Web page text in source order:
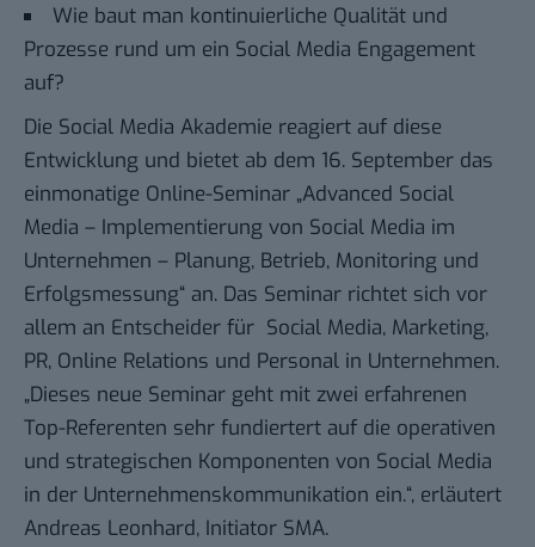
Wie baut man kontinuierliche Qualität und
Prozesse rund um ein Social Media Engagement
auf?
Die Social Media Akademie reagiert auf diese
Entwicklung und bietet ab dem 16. September das
einmonatige Online-Seminar „Advanced Social
Media – Implementierung von Social Media im
Unternehmen – Planung, Betrieb, Monitoring und
Erfolgsmessung“ an. Das Seminar richtet sich vor
allem an Entscheider für Social Media, Marketing,
PR, Online Relations und Personal in Unternehmen.
„Dieses neue Seminar geht mit zwei erfahrenen
Top-Referenten sehr fundiertert auf die operativen
und strategischen Komponenten von Social Media
in der Unternehmenskommunikation ein.“, erläutert
Andreas Leonhard, Initiator SMA.